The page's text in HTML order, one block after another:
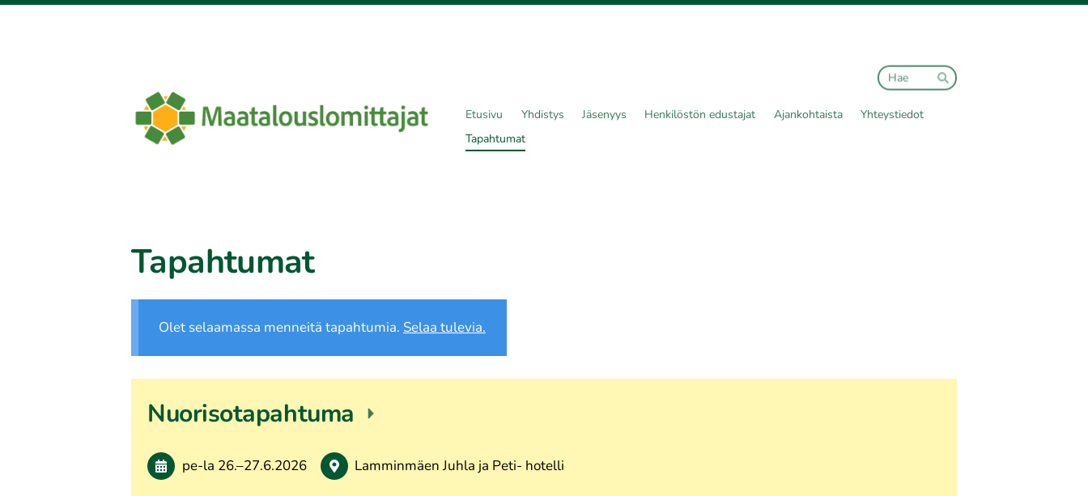
Haku
Hae
Maatalouslomittajat ry Etusivu Yhdistys Jäsenyys Henkilöstön edustajat Ajankohtaista
Yhteystiedot
Tapahtumat
Tapahtumat
Olet selaamassa menneitä tapahtumia. Selaa tulevia.
Nuorisotapahtuma
pe-la 26.–27.6.2026 Lamminmäen Juhla ja Peti- hotelli